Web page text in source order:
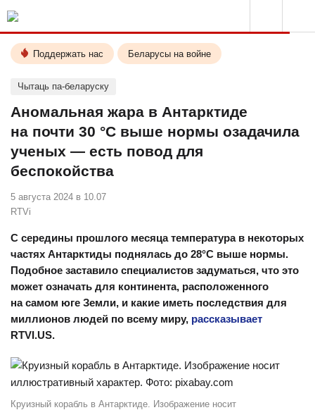
Поддержать нас Беларусы на войне
Чытаць па-беларуску
Аномальная жара в Антарктиде
на почти 30 °C выше нормы озадачила
ученых — есть повод для
беспокойства
5 августа 2024 в 10.07
RTVi
С середины прошлого месяца температура в некоторых
частях Антарктиды поднялась до 28°C выше нормы.
Подобное заставило специалистов задуматься, что это
может означать для континента, расположенного
на самом юге Земли, и какие иметь последствия для
миллионов людей по всему миру, рассказывает
RTVI.US.
Круизный корабль в Антарктиде. Изображение носит